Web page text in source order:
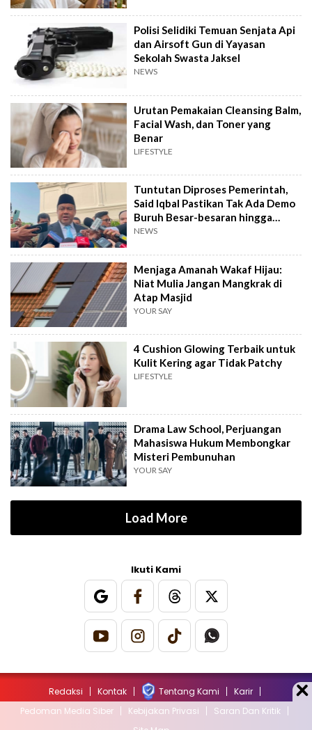
Polisi Selidiki Temuan Senjata Api
dan Airsoft Gun di Yayasan
Sekolah Swasta Jaksel
NEWS
Urutan Pemakaian Cleansing Balm,
Facial Wash, dan Toner yang
Benar
LIFESTYLE
Tuntutan Diproses Pemerintah,
Said Iqbal Pastikan Tak Ada Demo
Buruh Besar-besaran hingga
September
NEWS
Menjaga Amanah Wakaf Hijau:
Niat Mulia Jangan Mangkrak di
Atap Masjid
YOUR SAY
4 Cushion Glowing Terbaik untuk
Kulit Kering agar Tidak Patchy
LIFESTYLE
Drama Law School, Perjuangan
Mahasiswa Hukum Membongkar
Misteri Pembunuhan
YOUR SAY
Load More
Ikuti Kami
Redaksi Kontak Tentang Kami
Karir
Pedoman Media Siber
Kebijakan Privasi
Saran Dan Kritik